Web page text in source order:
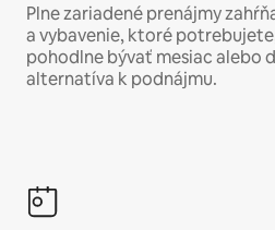
Plne zariadené prenájmy
a vybavenie, ktoré
pohodlne bývať mesiac alebo
alternatíva k podnájmu.